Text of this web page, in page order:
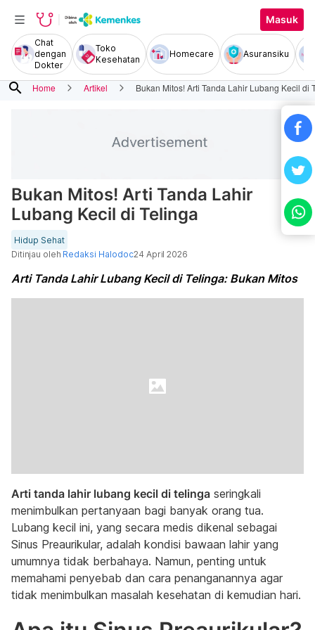
Masuk
Chat
dengan
Dokter
Toko
Kesehatan
Homecare Asuransiku
search Home Artikel Bukan Mitos! Arti Tanda Lahir Lubang Kecil di
Bukan Mitos! Arti Tanda Lahir
Lubang Kecil di Telinga
Hidup Sehat
Ditinjau oleh Redaksi Halodoc24 April 2026
Arti Tanda Lahir Lubang Kecil di Telinga: Bukan Mitos
Arti tanda lahir lubang kecil di telinga seringkali
menimbulkan pertanyaan bagi banyak orang tua.
Lubang kecil ini, yang secara medis dikenal sebagai
Sinus Preaurikular, adalah kondisi bawaan lahir yang
umumnya tidak berbahaya. Namun, penting untuk
memahami penyebab dan cara penanganannya agar
tidak menimbulkan masalah kesehatan di kemudian hari.